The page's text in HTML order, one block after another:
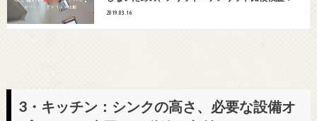
2019.03.16
3・キッチン：シンクの高さ、必要な設備オ